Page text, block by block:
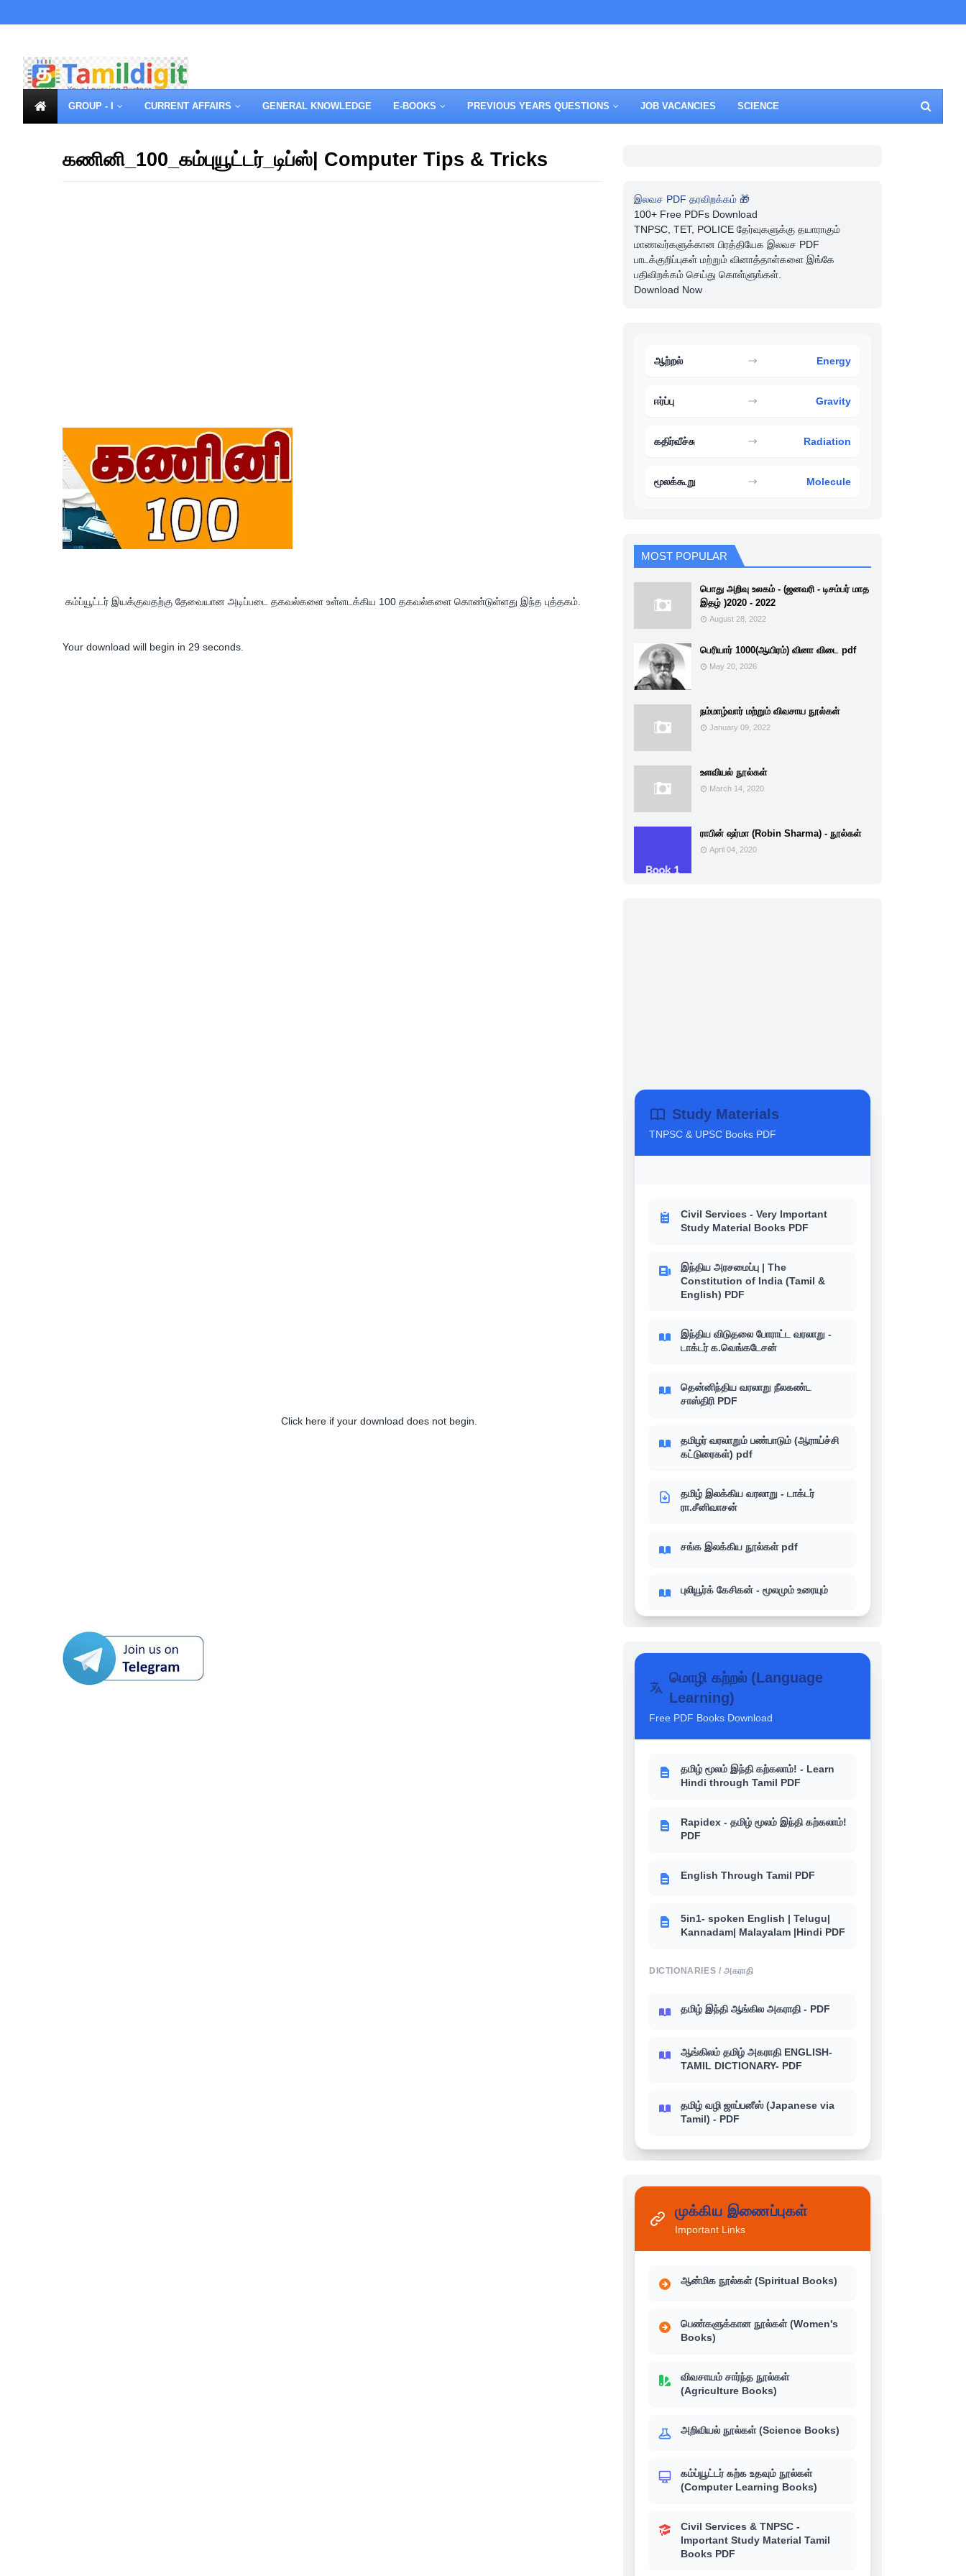
GROUP - I CURRENT AFFAIRS GENERAL KNOWLEDGE E-BOOKS PREVIOUS YEARS QUESTIONS JOB VACANCIES SCIENCE
கணினி_100_கம்புயூட்டர்_டிப்ஸ்| Computer Tips & Tricks
கம்ப்யூட்டர் இயக்குவதற்கு தேவையான அடிப்படை தகவல்களை உள்ளடக்கிய 100 தகவல்களை கொண்டுள்ளது இந்த புத்தகம்.
Your download will begin in 28 seconds.
Click here if your download does not begin.
இலவச PDF தரவிறக்கம் 🎁
100+ Free PDFs Download
TNPSC, TET, POLICE தேர்வுகளுக்கு தயாராகும்
மாணவர்களுக்கான பிரத்தியேக இலவச PDF
பாடக்குறிப்புகள் மற்றும் வினாத்தாள்களை இங்கே
பதிவிறக்கம் செய்து கொள்ளுங்கள்.
Download Now
ஆற்றல் Energy
ஈர்ப்பு Gravity
கதிர்வீச்சு Radiation
மூலக்கூறு Molecule
MOST POPULAR
பொது அறிவு உலகம் - (ஜனவரி - டிசம்பர் மாத
இதழ் )2020 - 2022
August 28, 2022
பெரியார் 1000(ஆயிரம்) வினா விடை pdf
May 20, 2026
நம்மாழ்வார் மற்றும் விவசாய நூல்கள்
January 09, 2022
உளவியல் நூல்கள்
March 14, 2020
ராபின் ஷர்மா (Robin Sharma) - நூல்கள்
April 04, 2020
Study Materials
TNPSC & UPSC Books PDF
Civil Services - Very Important
Study Material Books PDF
இந்திய அரசமைப்பு | The
Constitution of India (Tamil &
English) PDF
இந்திய விடுதலை போராட்ட வரலாறு -
டாக்டர் க.வெங்கடேசன்
தென்னிந்திய வரலாறு நீலகண்ட
சாஸ்திரி PDF
தமிழர் வரலாறும் பண்பாடும் (ஆராய்ச்சி
கட்டுரைகள்) pdf
தமிழ் இலக்கிய வரலாறு - டாக்டர்
ரா.சீனிவாசன்
சங்க இலக்கிய நூல்கள் pdf
புலியூர்க் கேசிகன் - மூலமும் உரையும்
உங்களுக்கு தெரியுமா? - 6th-12th
School books வரலாறு (History)
School books பொருளாதாரம்
(Polity)
மொழி கற்றல் (Language
Learning)
Free PDF Books Download
தமிழ் மூலம் இந்தி கற்கலாம்! - Learn
Hindi through Tamil PDF
Rapidex - தமிழ் மூலம் இந்தி கற்கலாம்!
PDF
English Through Tamil PDF
5in1- spoken English | Telugu|
Kannadam| Malayalam |Hindi PDF
DICTIONARIES / அகராதி
தமிழ் இந்தி ஆங்கில அகராதி - PDF
ஆங்கிலம் தமிழ் அகராதி ENGLISH-
TAMIL DICTIONARY- PDF
தமிழ் வழி ஜாப்பனீஸ் (Japanese via
Tamil) - PDF
முக்கிய இணைப்புகள்
Important Links
ஆன்மிக நூல்கள் (Spiritual Books)
பெண்களுக்கான நூல்கள் (Women's
Books)
விவசாயம் சார்ந்த நூல்கள்
(Agriculture Books)
அறிவியல் நூல்கள் (Science Books)
கம்ப்யூட்டர் கற்க உதவும் நூல்கள்
(Computer Learning Books)
Civil Services & TNPSC -
Important Study Material Tamil
Books PDF